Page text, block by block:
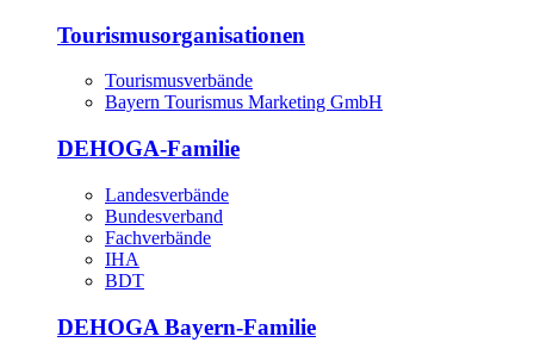
Tourismusorganisationen
Tourismusverbände
Bayern Tourismus Marketing GmbH
DEHOGA-Familie
Landesverbände
Bundesverband
Fachverbände
IHA
BDT
DEHOGA Bayern-Familie